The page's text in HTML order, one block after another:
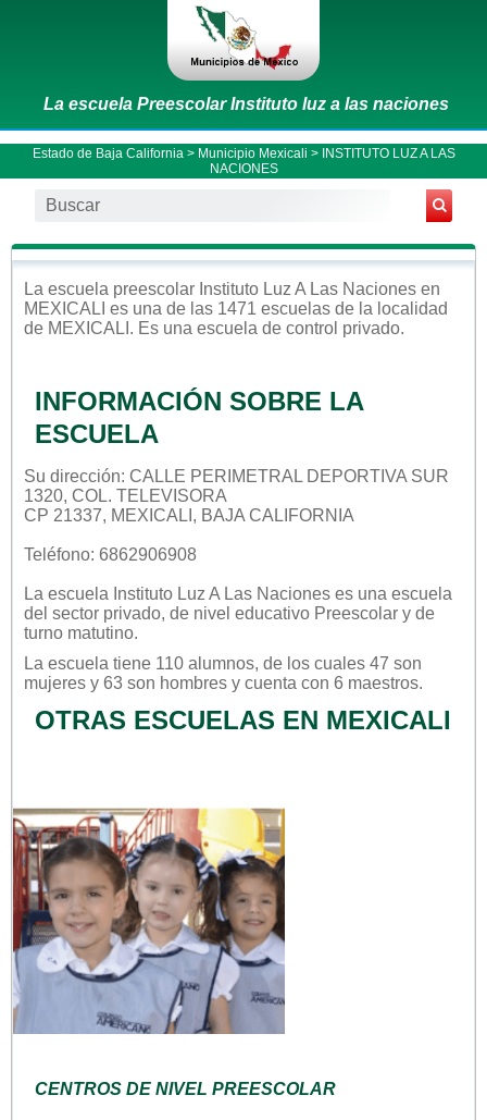
La escuela Preescolar Instituto luz a las naciones
Estado de Baja California > Municipio Mexicali > INSTITUTO LUZ A LAS
NACIONES
La escuela preescolar Instituto Luz A Las Naciones en
MEXICALI es una de las 1471 escuelas de la localidad
de MEXICALI . Es una escuela de control privado.
INFORMACIÓN SOBRE LA
ESCUELA
Su dirección: CALLE PERIMETRAL DEPORTIVA SUR
1320, COL. TELEVISORA
CP 21337, MEXICALI, BAJA CALIFORNIA
Teléfono: 6862906908
La escuela Instituto Luz A Las Naciones es una escuela
del sector privado, de nivel educativo Preescolar y de
turno matutino.
La escuela tiene 110 alumnos, de los cuales 47 son
mujeres y 63 son hombres y cuenta con 6 maestros.
OTRAS ESCUELAS EN MEXICALI
CENTROS DE NIVEL PREESCOLAR